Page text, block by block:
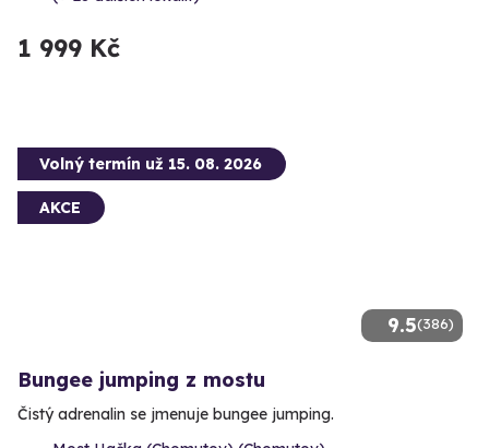
1 999 Kč
9.5(386)
Volný termín už 15. 08. 2026
AKCE
Bungee jumping z mostu
Čistý adrenalin se jmenuje bungee jumping.